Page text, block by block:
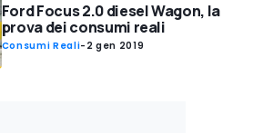
Ford Focus 2.0 diesel Wagon, la
prova dei consumi reali
Consumi Reali- 2 gen 2019